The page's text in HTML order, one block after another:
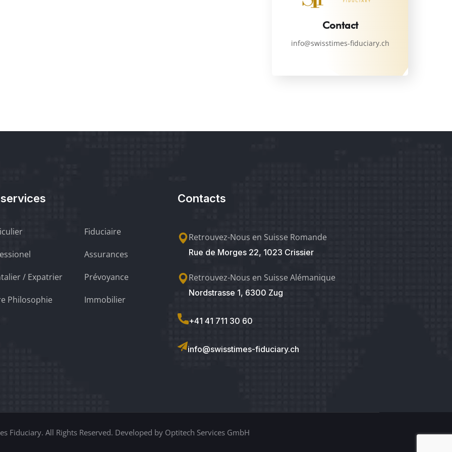
Contact
info@swisstimes-fiduciary.ch
/ Expatrier
Philosophie
Fiduciaire
Assurances
Prévoyance
Immobilier
Contacts
Retrouvez-Nous en Suisse Romande
Rue de Morges 22, 1023 Crissier
Retrouvez-Nous en Suisse Alémanique
Nordstrasse 1, 6300 Zug
+41 41 711 30 60
info@swisstimes-fiduciary.ch
Fiduciary. All Rights Reserved. Developed by Optitech Services GmbH